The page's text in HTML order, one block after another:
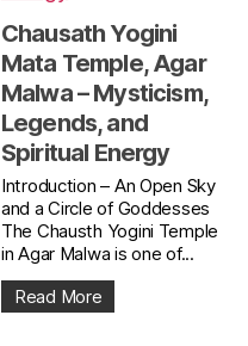
Chausath Yogini
Mata Temple, Agar
Malwa – Mysticism,
Legends, and
Spiritual Energy
Introduction – An Open Sky
and a Circle of Goddesses
The Chausth Yogini Temple
in Agar Malwa is one of...
Read More